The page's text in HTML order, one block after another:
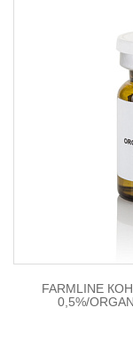
FARMLINE
0,5%/